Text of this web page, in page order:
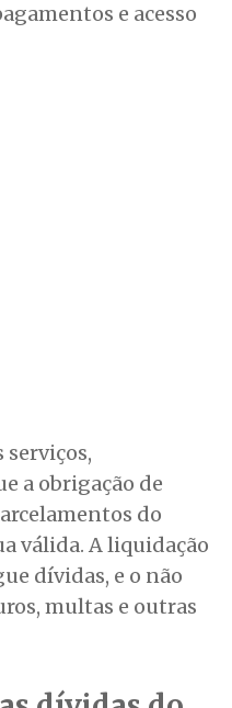
e acesso
serviços,
a obrigação de
do
válida. A liquidação
dívidas, e o não
multas e outras